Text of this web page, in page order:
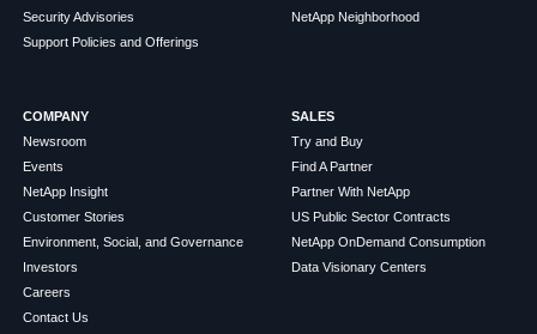
Security Advisories
Support Policies and Offerings
NetApp Neighborhood
COMPANY
Newsroom
Events
NetApp Insight
Customer Stories
Environment, Social, and Governance
Investors
Careers
Contact Us
SALES
Try and Buy
Find A Partner
Partner With NetApp
US Public Sector Contracts
NetApp OnDemand Consumption
Data Visionary Centers